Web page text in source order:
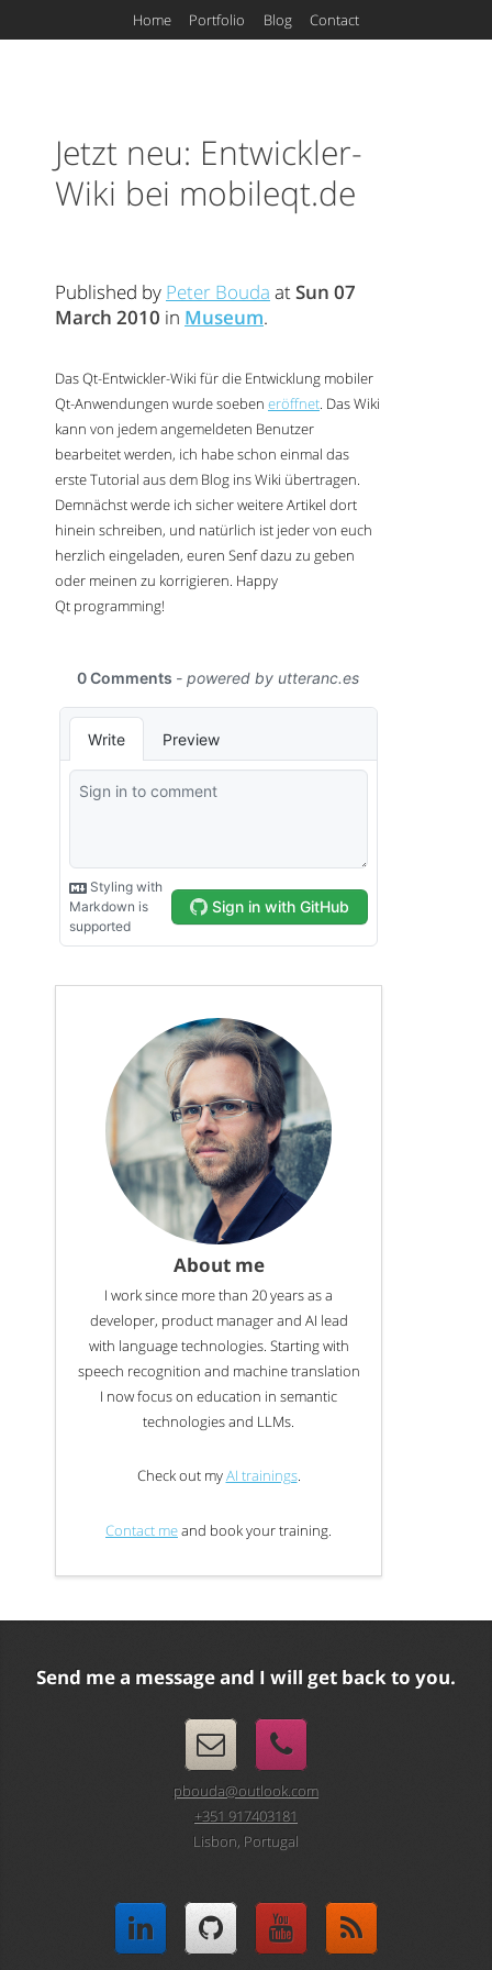
Home Portfolio Blog Contact
Jetzt neu: Entwickler-
Wiki bei mobileqt.de
Published by Peter Bouda atSun 07
March 2010 in Museum.
Das Qt-Entwickler-Wiki für die Entwicklung mobiler
Qt-Anwendungen wurde soeben eröffnet. Das Wiki
kann von jedem angemeldeten Benutzer
bearbeitet werden, ich habe schon einmal das
erste Tutorial aus dem Blog ins Wiki übertragen.
Demnächst werde ich sicher weitere Artikel dort
hinein schreiben, und natürlich ist jeder von euch
herzlich eingeladen, euren Senf dazu zu geben
oder meinen zu korrigieren. Happy
Qt programming!
About me
I work since more than 20 years as a
developer, product manager and AI lead
with language technologies. Starting with
speech recognition and machine translation
I now focus on education in semantic
technologies and LLMs.
Check out myAI trainings.
Contact meand book your training.
Send me a message and I will get back to you.
pbouda@outlook.com
+351 917403181
Lisbon, Portugal